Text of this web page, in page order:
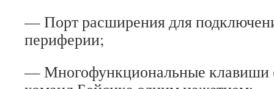
— Порт расширения для
периферии;
— Многофункциональные клавиши